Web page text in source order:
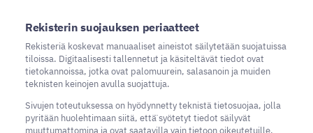
Rekisterin suojauksen periaatteet
Rekisteriä koskevat manuaaliset aineistot säilytetään suojatuissa
tiloissa. Digitaalisesti tallennetut ja käsiteltävät tiedot ovat
tietokannoissa, jotka ovat palomuurein, salasanoin ja muiden
teknisten keinojen avulla suojattuja.
Sivujen toteutuksessa on hyödynnetty teknistä tietosuojaa, jolla
pyritään huolehtimaan siitä, että̈ syötetyt tiedot säilyvät